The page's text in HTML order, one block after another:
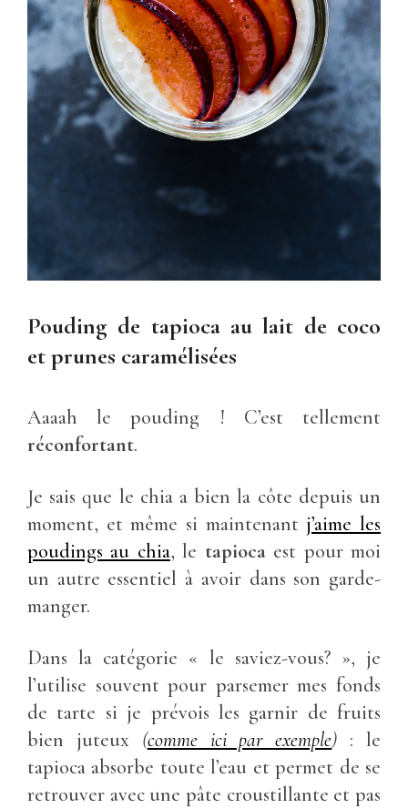
Pouding de tapioca au lait de coco
et prunes caramélisées
Aaaah le pouding ! C’est tellement
réconfortant.
Je sais que le chia a bien la côte depuis un
moment, et même si maintenant j’aime les
poudings au chia, le tapiocaest pour moi
un autre essentiel à avoir dans son garde-
manger.
Dans la catégorie « le saviez-vous? », je
l’utilise souvent pour parsemer mes fonds
de tarte si je prévois les garnir de fruits
bien juteux (comme ici par exemple) : le
tapioca absorbe toute l’eau et permet de se
retrouver avec une pâte croustillante et pas